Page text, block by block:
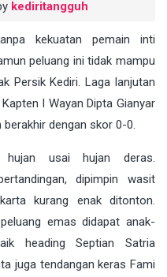
kediritangguh
kekuatan pemain inti
peluang ini tidak mampu
Persik Kediri. Laga lanjutan
I Wayan Dipta Gianyar
berakhir dengan skor 0-0.
hujan usai hujan deras.
dipimpin wasit
kurang enak ditonton.
emas didapat anak-
heading Septian Satria
juga tendangan keras Fami